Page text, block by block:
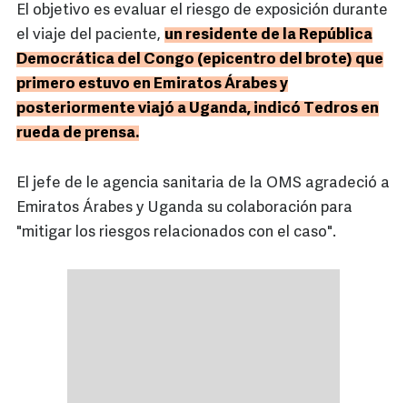
El objetivo es evaluar el riesgo de exposición durante
el viaje del paciente, un residente de la República
Democrática del Congo (epicentro del brote) que
primero estuvo en Emiratos Árabes y
posteriormente viajó a Uganda, indicó Tedros en
rueda de prensa.
El jefe de le agencia sanitaria de la OMS agradeció a
Emiratos Árabes y Uganda su colaboración para
"mitigar los riesgos relacionados con el caso".